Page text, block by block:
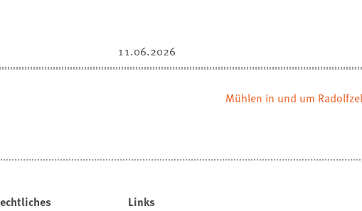
11.06.2026
Mühlen in und um
Links